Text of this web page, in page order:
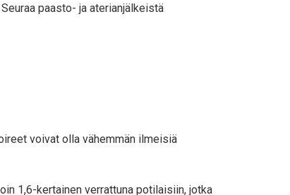
paasto- ja aterianjälkeistä
voivat olla vähemmän ilmeisiä
1,6-kertainen verrattuna potilaisiin, jotka